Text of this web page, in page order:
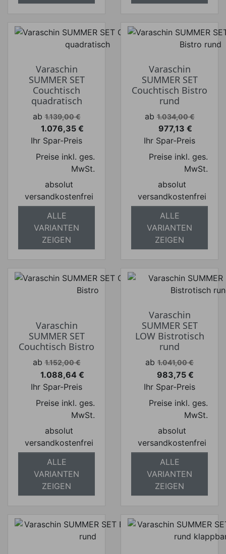
Varaschin
SUMMER SET
Couchtisch
quadratisch
Verkaufspreis
ab 1.139,00 €
Preis
1.076,35 €
Ihr Spar-Preis
Preise inkl. ges.
MwSt.
absolut
versandkostenfrei
ALLE
VARIANTEN
ZEIGEN
Varaschin
SUMMER SET
Couchtisch Bistro
rund
Verkaufspreis
ab 1.034,00 €
Preis
977,13 €
Ihr Spar-Preis
Preise inkl. ges.
MwSt.
absolut
versandkostenfrei
ALLE
VARIANTEN
ZEIGEN
Varaschin
SUMMER SET
Couchtisch Bistro
Verkaufspreis
ab 1.152,00 €
Preis
1.088,64 €
Ihr Spar-Preis
Preise inkl. ges.
MwSt.
absolut
versandkostenfrei
ALLE
VARIANTEN
ZEIGEN
Varaschin
SUMMER SET
LOW Bistrotisch
rund
Verkaufspreis
ab 1.041,00 €
Preis
983,75 €
Ihr Spar-Preis
Preise inkl. ges.
MwSt.
absolut
versandkostenfrei
ALLE
VARIANTEN
ZEIGEN